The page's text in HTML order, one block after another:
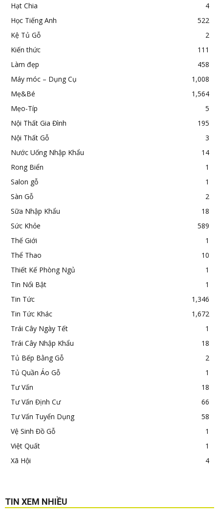
Hạt Chia
4
Học Tiếng Anh
522
Kệ Tủ Gỗ
2
Kiến thức
111
Làm đẹp
458
Máy móc – Dụng Cụ
1,008
Mẹ&Bé
1,564
Mẹo-Típ
5
Nội Thất Gia Đình
195
Nội Thất Gỗ
3
Nước Uống Nhập Khẩu
14
Rong Biển
1
Salon gỗ
1
Sàn Gỗ
2
Sữa Nhập Khẩu
18
Sức Khỏe
589
Thế Giới
1
Thể Thao
10
Thiết Kế Phòng Ngủ
1
Tin Nổi Bật
1
Tin Tức
1,346
Tin Tức Khác
1,672
Trái Cây Ngày Tết
1
Trái Cây Nhập Khẩu
18
Tủ Bếp Bằng Gỗ
2
Tủ Quần Áo Gỗ
1
Tư Vấn
18
Tư Vấn Định Cư
66
Tư Vấn Tuyển Dụng
58
Vệ Sinh Đồ Gỗ
1
Việt Quất
1
Xã Hội
4
TIN XEM NHIỀU